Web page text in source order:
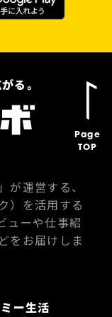
Page
TOP
る。
が運営する、
）を活用する
ューや仕事紹
をお届けしま
ー生活